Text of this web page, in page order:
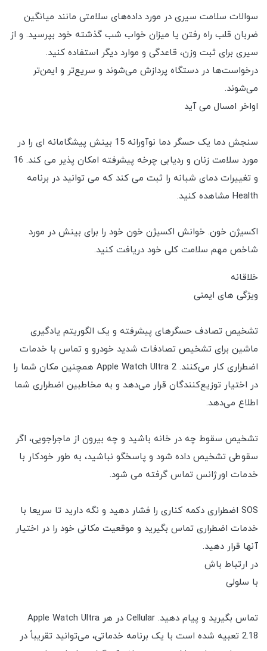
سوالات سلامت سیری در مورد داده‌های سلامتی مانند میانگین
ضربان قلب راه رفتن یا میزان خواب شب گذشته خود بپرسید. و از
سیری برای ثبت وزن، قاعدگی و موارد دیگر استفاده کنید.
درخواست‌ها در دستگاه پردازش می‌شوند و سریع‌تر و ایمن‌تر
می‌شوند.
اواخر امسال می آید
سنجش دما یک حسگر دما نوآورانه 15 بینش پیشگامانه ای را در
مورد سلامت زنان و ردیابی چرخه پیشرفته امکان پذیر می کند. 16
و تغییرات دمای شبانه را ثبت می کند که می توانید در برنامه
Health مشاهده کنید.
اکسیژن خون. خوانش اکسیژن خون خود را برای بینش در مورد
شاخص مهم سلامت کلی خود دریافت کنید.
خلاقانه
ویژگی های ایمنی
تشخیص تصادف حسگرهای پیشرفته و یک الگوریتم یادگیری
ماشین برای تشخیص تصادفات شدید خودرو و تماس با خدمات
اضطراری کار می‌کنند. Apple Watch Ultra 2 همچنین مکان شما را
در اختیار توزیع‌کنندگان قرار می‌دهد و به مخاطبین اضطراری شما
اطلاع می‌دهد.
تشخیص سقوط چه در خانه باشید و چه بیرون از ماجراجویی، اگر
سقوطی تشخیص داده شود و پاسخگو نباشید، به طور خودکار با
خدمات اورژانس تماس گرفته می شود.
SOS اضطراری دکمه کناری را فشار دهید و نگه دارید تا سریعا با
خدمات اضطراری تماس بگیرید و موقعیت مکانی خود را در اختیار
آنها قرار دهید.
در ارتباط باش
با سلولی
تماس بگیرید و پیام دهید. Cellular در هر Apple Watch Ultra
2.18 تعبیه شده است با یک برنامه خدماتی، می‌توانید تقریباً در